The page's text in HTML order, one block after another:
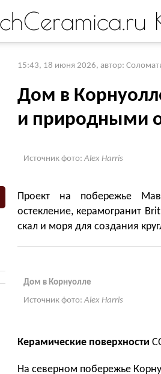
15:43, 18 июня 2026, автор:
Дом в
и природными
Источник фото: Alex Harris
Проект на побережье
остекление, керамогранит
скал и моря для создания
Дом в Корнуолле
Источник фото: Alex Harris
Керамические поверхности
На северном побережье